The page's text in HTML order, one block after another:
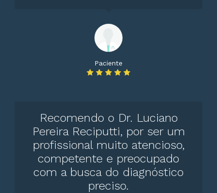
Paciente
Recomendo o Dr. Luciano
Pereira Reciputti, por ser um
profissional muito atencioso,
competente e preocupado
com a busca do diagnóstico
preciso.